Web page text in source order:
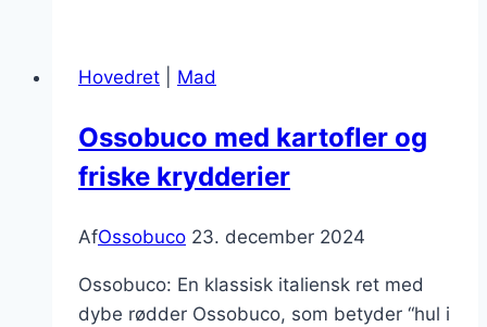
hovedret
Hovedret Mad
Ossobuco med kartofler og
friske krydderier
AfOssobuco 23. december 2024
Ossobuco: En klassisk italiensk ret med
dybe rødder Ossobuco, som betyder “hul i